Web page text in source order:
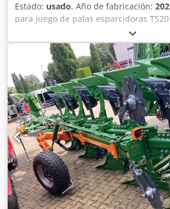
Estado: usado, Año de fabricación:
para juego de palas esparcidoras
derecha, accionamiento hidráulico
con Auto TS y FlowControl, disco
derecha con AutoTS, barra de
dispositivo de rodillo y
iluminación de trabajo, sensor de
de pesaje, 16 unidades EasyCheck.